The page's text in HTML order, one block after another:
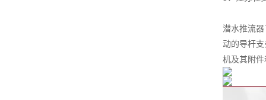
潜水推流
动的导杆
机及其附